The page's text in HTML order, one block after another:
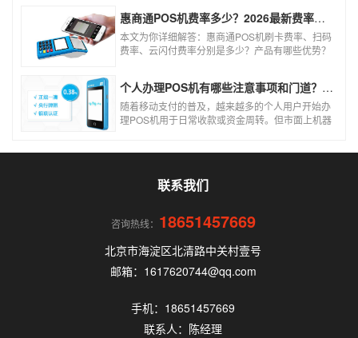
使用！
惠商通POS机费率多少？2026最新费率标准及办理全攻略
本文为你详细解答：惠商通POS机刷卡费率、扫码
费率、云闪付费率分别是多少？产品有哪些优势？
个人办理POS机有哪些注意事项和门道？（2026最新避坑指南）
随着移动支付的普及，越来越多的个人用户开始办
理POS机用于日常收款或资金周转。但市面上机器
联系我们
咨询热线： 18651457669
北京市海淀区北清路中关村壹号
邮箱：1617620744@qq.com
手机：18651457669
联系人：陈经理